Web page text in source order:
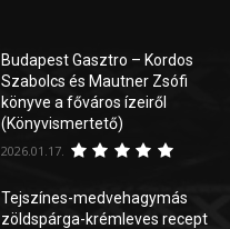
Budapest Gasztro – Kordos
Szabolcs és Mautner Zsófi
könyve a főváros ízeiről
(Könyvismertető)
2026.01.17.
Tejszínes-medvehagymás
zöldspárga-krémleves recept